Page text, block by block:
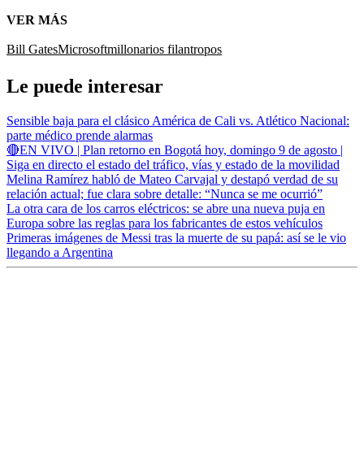
VER MÁS
Bill GatesMicrosoftmillonarios filantropos
Le puede interesar
Sensible baja para el clásico América de Cali vs. Atlético Nacional:
parte médico prende alarmas
🔴EN VIVO | Plan retorno en Bogotá hoy, domingo 9 de agosto |
Siga en directo el estado del tráfico, vías y estado de la movilidad
Melina Ramírez habló de Mateo Carvajal y destapó verdad de su
relación actual; fue clara sobre detalle: “Nunca se me ocurrió”
La otra cara de los carros eléctricos: se abre una nueva puja en
Europa sobre las reglas para los fabricantes de estos vehículos
Primeras imágenes de Messi tras la muerte de su papá: así se le vio
llegando a Argentina